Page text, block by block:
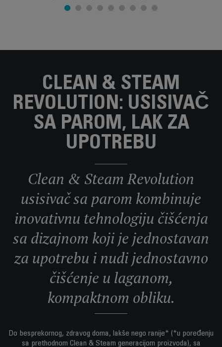
CLEAN & STEAM
REVOLUTION: USISIVAČ
SA PAROM, LAK ZA
UPOTREBU
Clean & Steam Revolution
usisivač sa parom kombinuje
inovativnu tehnologiju čišćenja
sa dizajnom koji je jednostavan
za upotrebu i nudi jednostavno
čišćenje u laganom,
kompaktnom obliku.
Do besprekornog, zdravog doma, lakše nego ranije* (*u poređenju
sa prethodnom Clean & Steam generacijom proizvoda), sa